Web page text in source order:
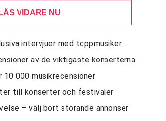
LÄS VIDARE NU
intervjuer med toppmusiker
av de viktigaste konserterna
000 musikrecensioner
till konserter och festivaler
– välj bort störande annonser